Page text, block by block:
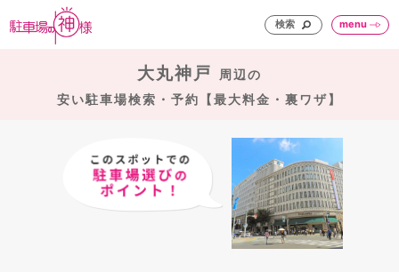
検索 menu
大丸神戸
周辺の
安い駐車場検索・予約【最大料金・裏ワザ】